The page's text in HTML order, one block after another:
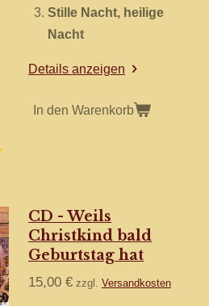
Stille Nacht, heilige
Nacht
Details anzeigen
In den Warenkorb
B
r
t
u
n
g
a
b
CD - Weils
Christkind bald
Geburtstag hat
15,00 € zzgl. Versandkosten